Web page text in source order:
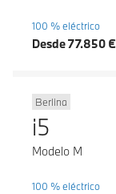
100 % eléctrico
Desde 77.850 €
Berlina
i5
Modelo M
100 % eléctrico